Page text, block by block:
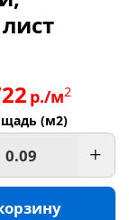
р./м2
(м2)
+